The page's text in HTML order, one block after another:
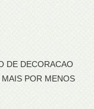
DE DECORACAO
POR MENOS